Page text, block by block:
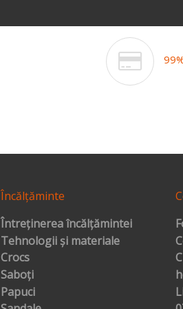
Încălțăminte
Întreținerea încălțămintei
Tehnologii și materiale
Crocs
Saboți
Papuci